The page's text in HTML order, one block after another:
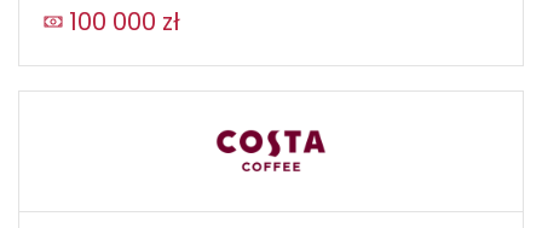
blank 100 000 zł